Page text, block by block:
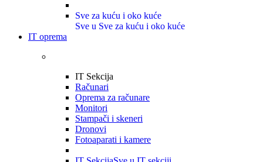
Sve za kuću i oko kuće
Sve u Sve za kuću i oko kuće
IT oprema
IT Sekcija
Računari
Oprema za računare
Monitori
Stampači i skeneri
Dronovi
Fotoaparati i kamere